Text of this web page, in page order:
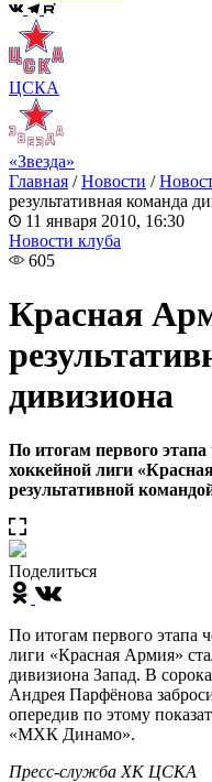
ЦСКА
«Звезда»
Главная /Новости /
результативная команда
11 января 2010, 16:30
Новости клуба
605
Красная
дивизиона
По итогам первого
хоккейной лиги
результативной
Поделиться
По итогам первого этапа
лиги «Красная Армия»
дивизиона Запад. В
Андрея Парфёнова
опередив по этому
«МХК Динамо».
Пресс-служба ХК ЦСКА